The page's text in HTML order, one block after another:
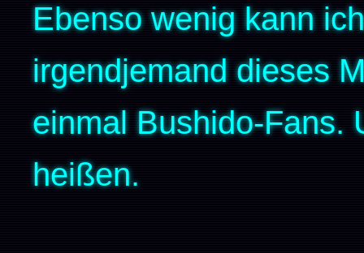
Ebenso wenig kann
irgendjemand dieses
einmal Bushido-Fans.
heißen.